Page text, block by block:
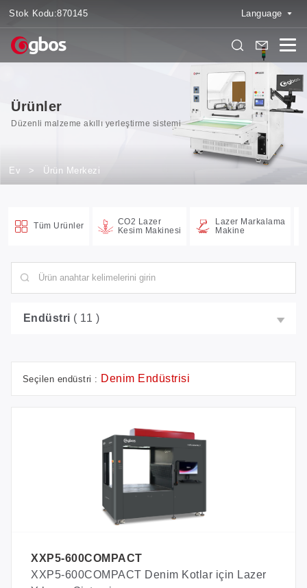
Stok Kodu:870145 Language
Ürünler
Düzenli malzeme akıllı yerleştirme sistemi
Ev > Ürün Merkezi
Tüm Ürünler
CO2 Lazer
Kesim Makinesi
Lazer Markalama
Makine
Seçilen endüstri : Denim Endüstrisi
XXP5-600COMPACT
XXP5-600COMPACT Denim Kotlar için Lazer
Endüstri ( 11 )